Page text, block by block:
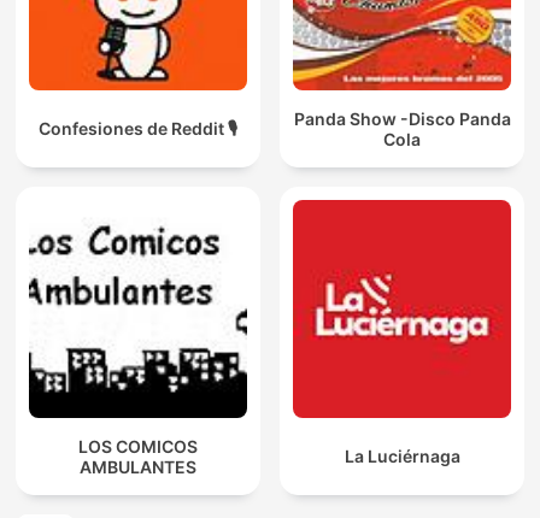
Confesiones de Reddit 🎙️
Panda Show -Disco Panda
Cola
LOS COMICOS
AMBULANTES
La Luciérnaga